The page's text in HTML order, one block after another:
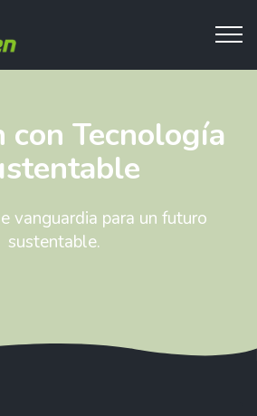
con Tecnología
vanguardia para un futuro
sustentable.